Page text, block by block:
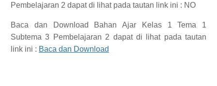
Pembelajaran 2 dapat di lihat pada tautan link ini : NO
Baca dan Download
Bahan Ajar Kelas 1 Tema 1
Subtema 3 Pembelajaran 2 dapat di lihat pada tautan
link ini : Baca dan Download